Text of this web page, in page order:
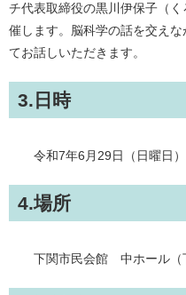
チ代表取締役の黒川伊保子（
催します。脳科学の話を交え
てお話しいただきます。
3.日時
令和7年6月29日（日曜日）
4.場所
下関市民会館 中ホール（下